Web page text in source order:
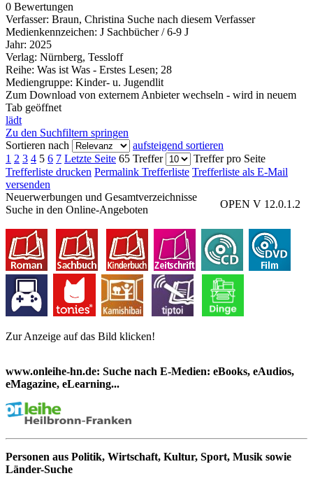
0 Bewertungen
Verfasser: Braun, Christina Suche nach diesem Verfasser
Medienkennzeichen: J Sachbücher / 6-9 J
Jahr: 2025
Verlag: Nürnberg, Tessloff
Reihe: Was ist Was - Erstes Lesen; 28
Mediengruppe: Kinder- u. Jugendlit
Zum Download von externem Anbieter wechseln - wird in neuem
Tab geöffnet
lädt
Zu den Suchfiltern springen
Sortieren nach
aufsteigend sortieren
1 2 3 4 5 6 7 Letzte Seite 65 Treffer
Treffer pro Seite
Trefferliste drucken Permalink Trefferliste Trefferliste als E-Mail
versenden
OPEN V 12.0.1.2
Neuerwerbungen und Gesamtverzeichnisse
Zur Anzeige auf das Bild klicken!
Suche in den Online-Angeboten
www.onleihe-hn.de: Suche nach E-Medien: eBooks, eAudios,
eMagazine, eLearning...
Personen aus Politik, Wirtschaft, Kultur, Sport, Musik sowie
Länder-Suche